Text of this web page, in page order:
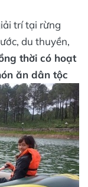
trí tại rừng
du thuyền,
thời có hoạt
ăn dân tộc